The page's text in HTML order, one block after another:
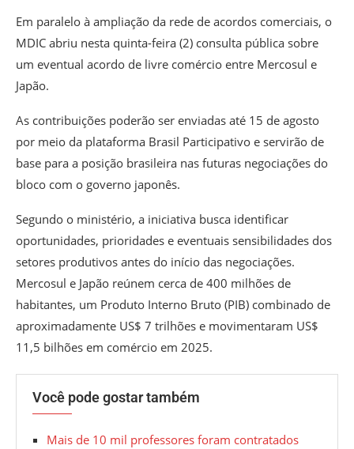
Em paralelo à ampliação da rede de acordos comerciais, o
MDIC abriu nesta quinta-feira (2) consulta pública sobre
um eventual acordo de livre comércio entre Mercosul e
Japão.
As contribuições poderão ser enviadas até 15 de agosto
por meio da plataforma Brasil Participativo e servirão de
base para a posição brasileira nas futuras negociações do
bloco com o governo japonês.
Segundo o ministério, a iniciativa busca identificar
oportunidades, prioridades e eventuais sensibilidades dos
setores produtivos antes do início das negociações.
Mercosul e Japão reúnem cerca de 400 milhões de
habitantes, um Produto Interno Bruto (PIB) combinado de
aproximadamente US$ 7 trilhões e movimentaram US$
11,5 bilhões em comércio em 2025.
Você pode gostar também
Mais de 10 mil professores foram contratados